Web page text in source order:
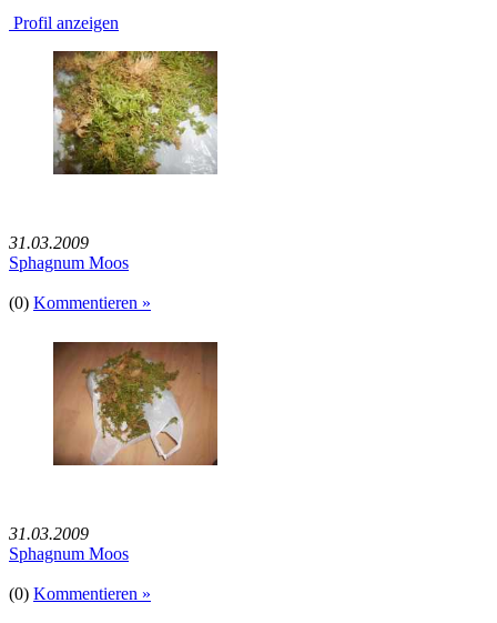
Profil anzeigen
31.03.2009
Sphagnum Moos
(0) Kommentieren »
31.03.2009
Sphagnum Moos
(0) Kommentieren »